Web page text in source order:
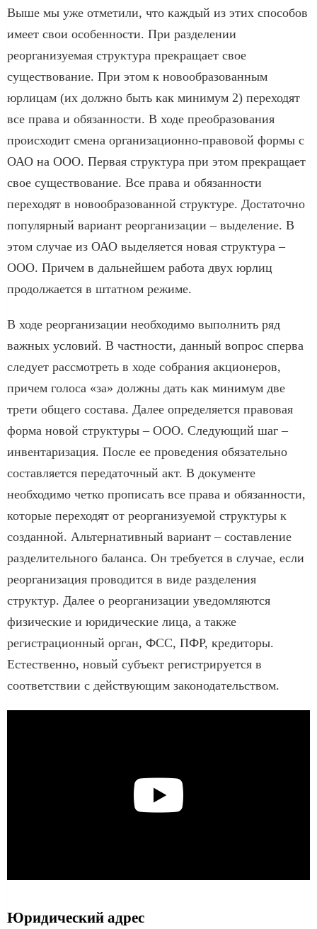
Выше мы уже отметили, что каждый из этих способов
имеет свои особенности. При разделении
реорганизуемая структура прекращает свое
существование. При этом к новообразованным
юрлицам (их должно быть как минимум 2) переходят
все права и обязанности. В ходе преобразования
происходит смена организационно-правовой формы с
ОАО на ООО. Первая структура при этом прекращает
свое существование. Все права и обязанности
переходят в новообразованной структуре. Достаточно
популярный вариант реорганизации – выделение. В
этом случае из ОАО выделяется новая структура –
ООО. Причем в дальнейшем работа двух юрлиц
продолжается в штатном режиме.
В ходе реорганизации необходимо выполнить ряд
важных условий. В частности, данный вопрос сперва
следует рассмотреть в ходе собрания акционеров,
причем голоса «за» должны дать как минимум две
трети общего состава. Далее определяется правовая
форма новой структуры – ООО. Следующий шаг –
инвентаризация. После ее проведения обязательно
составляется передаточный акт. В документе
необходимо четко прописать все права и обязанности,
которые переходят от реорганизуемой структуры к
созданной. Альтернативный вариант – составление
разделительного баланса. Он требуется в случае, если
реорганизация проводится в виде разделения
структур. Далее о реорганизации уведомляются
физические и юридические лица, а также
регистрационный орган, ФСС, ПФР, кредиторы.
Естественно, новый субъект регистрируется в
соответствии с действующим законодательством.
Юридический адрес